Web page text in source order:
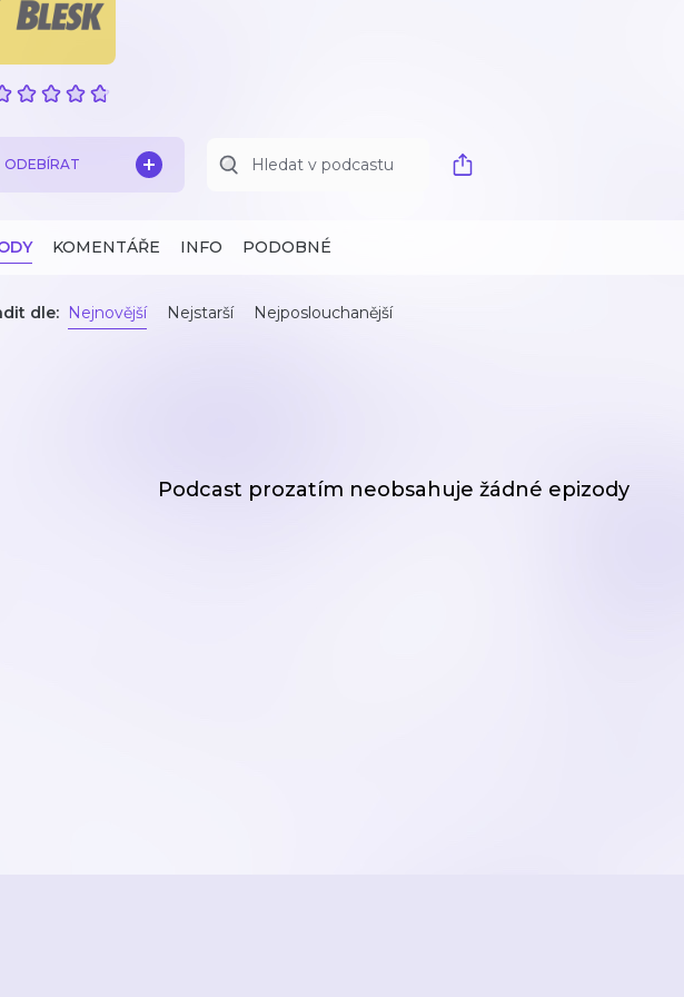
ODEBÍRAT
KOMENTÁŘE INFO PODOBNÉ
dle: Nejnovější Nejstarší Nejposlouchanější
Podcast prozatím neobsahuje žádné epizody